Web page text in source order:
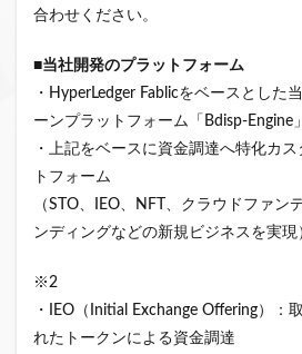
合わせください。
■当社開発のプラットフォーム
・HyperLedger Fablicをベースとした
ーンプラットフォーム「Bdisp-Engine」
・上記をベースに資金調達へ特化カ
トフォーム
（STO、IEO、NFT、クラウドファン
ンディングなどの新規ビジネスを実
※2
・IEO（Initial Exchange Offering）：
れたトークンによる資金調達